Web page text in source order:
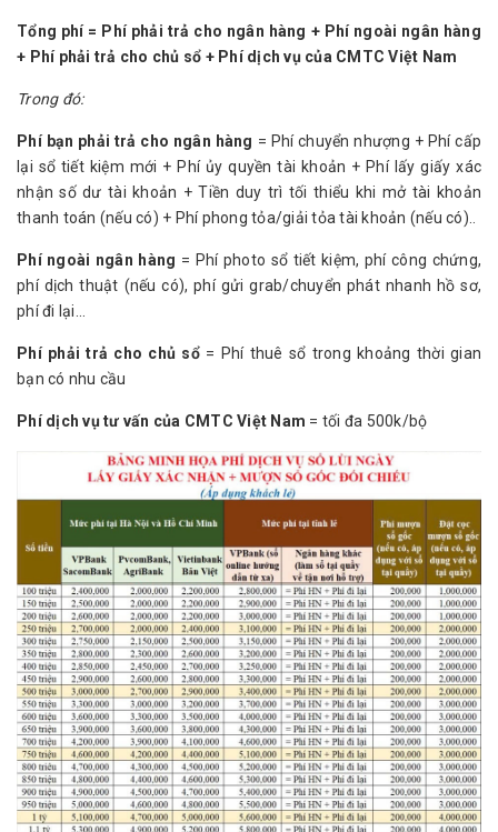
Tổng phí = Phí phải trả cho ngân hàng + Phí ngoài ngân hàng
+ Phí phải trả cho chủ sổ + Phí dịch vụ của CMTC Việt Nam
Trong đó:
Phí bạn phải trả cho ngân hàng = Phí chuyển nhượng + Phí cấp
lại sổ tiết kiệm mới + Phí ủy quyền tài khoản + Phí lấy giấy xác
nhận số dư tài khoản + Tiền duy trì tối thiểu khi mở tài khoản
thanh toán (nếu có) + Phí phong tỏa/giải tỏa tài khoản (nếu có)..
Phí ngoài ngân hàng = Phí photo sổ tiết kiệm, phí công chứng,
phí dịch thuật (nếu có), phí gửi grab/chuyển phát nhanh hồ sơ,
phí đi lại...
Phí phải trả cho chủ sổ= Phí thuê sổ trong khoảng thời gian
bạn có nhu cầu
Phí dịch vụ tư vấn của CMTC Việt Nam = tối đa 500k/bộ